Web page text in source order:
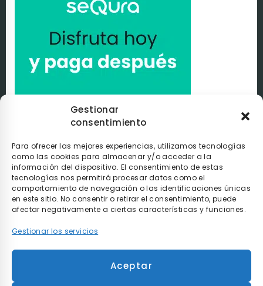
Gestionar
consentimiento
Para ofrecer las mejores experiencias, utilizamos tecnologías
como las cookies para almacenar y/o acceder a la
información del dispositivo. El consentimiento de estas
tecnologías nos permitirá procesar datos como el
comportamiento de navegación o las identificaciones únicas
en este sitio. No consentir o retirar el consentimiento, puede
afectar negativamente a ciertas características y funciones.
Gestionar los servicios
Aceptar
Paga a tu ritmo conseQura. Al comprar con nosotros
decides si pagarlo en el momento, después de recibir el
pedido o poco a poco.
* Envío gratis en compras superiores a 90€ y
entrega en 48h para envíos realizados dentro de